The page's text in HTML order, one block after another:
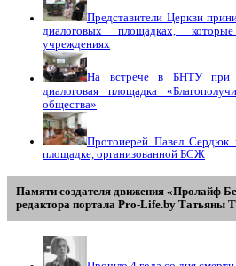
Представители Церкви
диалоговых площадках,
учреждениях
На встрече в БНТУ при
диалоговая площадка
общества»
Протоиерей Павел Сердюк
площадке, организованной БСЖ
Памяти создателя движения «Пролайф
редактора портала Pro-Life.by Tатьяны